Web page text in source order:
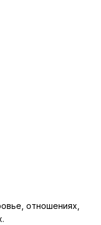
отношениях,